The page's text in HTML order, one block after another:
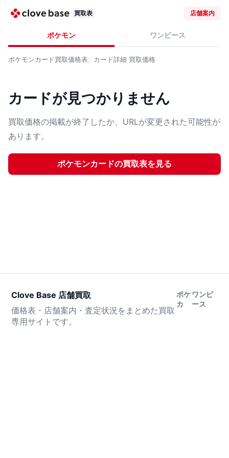
買取表 店舗案内
ポケモン ワンピース
ポケモンカード買取価格表 カード詳細 買取価格
カードが見つかりません
買取価格の掲載が終了したか、URLが変更された可能性が
あります。
ポケモンカードの買取表を見る
Clove Base 店舗買取
価格表・店舗案内・査定状況をまとめた買取
専用サイトです。
ポケ
カ
ワンピ
ース